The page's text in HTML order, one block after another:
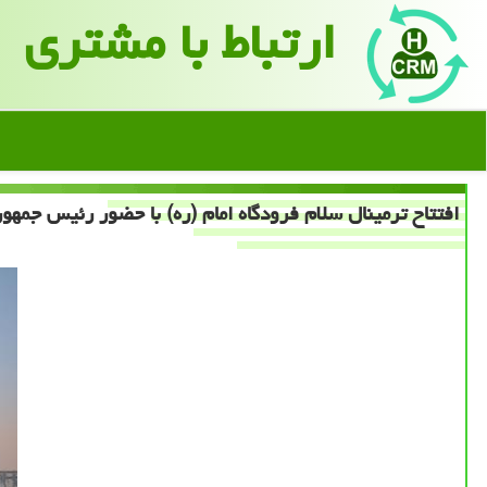
ارتباط با مشتری
افتتاح ترمینال سلام فرودگاه امام (ره) با حضور رئیس